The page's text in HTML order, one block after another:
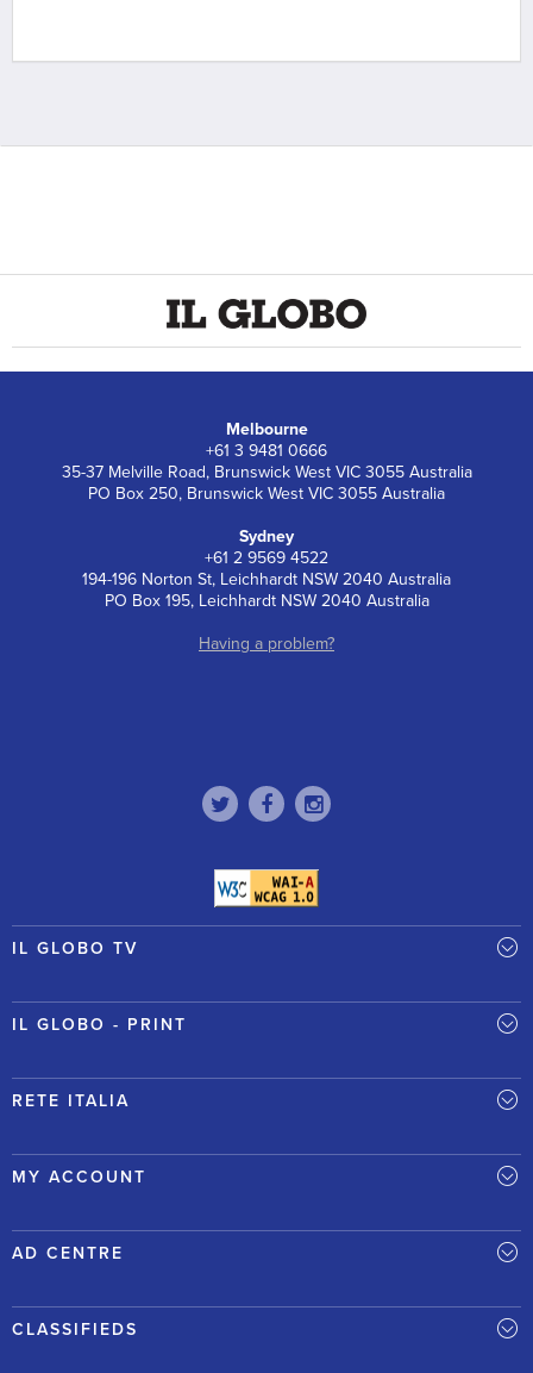
Melbourne
+61 3 9481 0666
35-37 Melville Road, Brunswick West VIC 3055 Australia
PO Box 250, Brunswick West VIC 3055 Australia
Sydney
+61 2 9569 4522
194-196 Norton St, Leichhardt NSW 2040 Australia
PO Box 195, Leichhardt NSW 2040 Australia
Having a problem?
IL GLOBO TV
IL GLOBO - PRINT
RETE ITALIA
MY ACCOUNT
AD CENTRE
CLASSIFIEDS